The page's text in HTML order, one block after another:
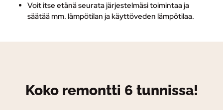
Voit itse etänä seurata järjestelmäsi toimintaa ja
säätää mm. lämpötilan ja käyttöveden lämpötilaa.
Koko remontti 6 tunnissa!